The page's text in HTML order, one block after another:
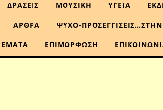
ΔΡΑΣΕΙΣ ΜΟΥΣΙΚΗ ΥΓΕΙΑ
ΑΡΘΡΑ ΨΥΧΟ-
ΕΠΙΜΟΡΦΩΣΗ